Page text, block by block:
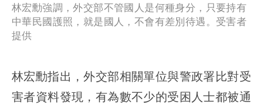
林宏勳強調，外交部不管國人是何種身分，只要持有
中華民國護照，就是國人，不會有差別待遇。受害者
提供
林宏勳指出，外交部相關單位與警政署比對受
害者資料發現，有為數不少的受困人士都被通